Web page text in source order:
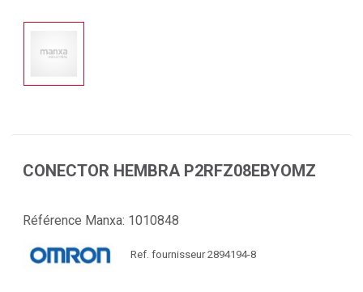
CONECTOR HEMBRA P2RFZ08EBYOMZ
Référence Manxa: 1010848
Ref. fournisseur 2894194-8